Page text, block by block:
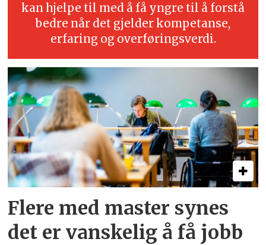
kan hjelpe til med å få yngre til å forstå
bedre når det gjelder kompetanse,
erfaring og overføringsverdi.
Flere med master synes
det er vanskelig å få jobb